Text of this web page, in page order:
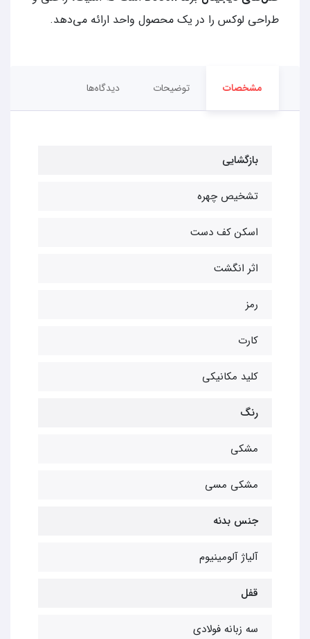
طراحی لوکس را در یک محصول واحد ارائه می‌دهد.
مشخصات توضیحات دیدگاه‌ها
بازگشایی
تشخیص چهره
اسکن کف دست
اثر انگشت
رمز
کارت
کلید مکانیکی
رنگ
مشکی
مشکی مسی
جنس بدنه
آلیاژ آلومینیوم
قفل
سه زبانه فولادی